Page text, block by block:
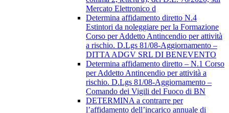
Mercato Elettronico d
Determina affidamento diretto N.4
Estintori da noleggiare per la Formazione
Corso per Addetto Antincendio per attività
a rischio. D.Lgs 81/08-Aggiornamento –
DITTA ADGV SRL DI BENEVENTO
Determina affidamento diretto – N.1 Corso
per Addetto Antincendio per attività a
rischio. D.Lgs 81/08-Aggiornamento –
Comando dei Vigili del Fuoco di BN
DETERMINA a contrarre per
l’affidamento dell’incarico annuale di